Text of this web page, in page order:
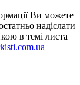
Ви можете
надіслати
в темі листа